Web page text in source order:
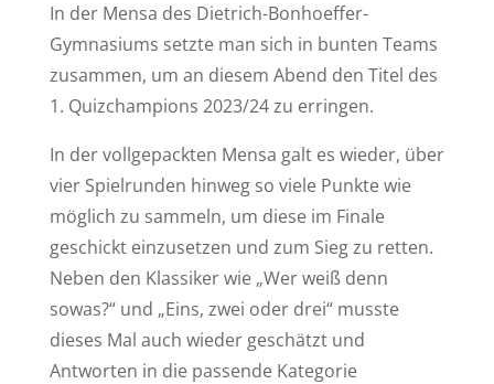
In der Mensa des Dietrich-Bonhoeffer-
Gymnasiums setzte man sich in bunten Teams
zusammen, um an diesem Abend den Titel des
1. Quizchampions 2023/24 zu erringen.
In der vollgepackten Mensa galt es wieder, über
vier Spielrunden hinweg so viele Punkte wie
möglich zu sammeln, um diese im Finale
geschickt einzusetzen und zum Sieg zu retten.
Neben den Klassiker wie „Wer weiß denn
sowas?“ und „Eins, zwei oder drei“ musste
dieses Mal auch wieder geschätzt und
Antworten in die passende Kategorie